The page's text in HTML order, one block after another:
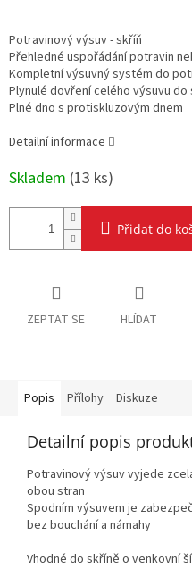
cena:
Potravinový výsuv - skříň
Přehledné uspořádání potravin
Kompletní výsuvný systém do
Plynulé dovření celého výsuvu do
Plné dno s protiskluzovým dnem
Detailní informace
Skladem (13 ks)
Přidat do
ZEPTAT SE HLÍDAT
Popis Přílohy Diskuze
Detailní popis
Potravinový výsuv vyjede
obou stran
Spodním výsuvem je
bez bouchání a námahy
Vhodné do skříně o venkovní